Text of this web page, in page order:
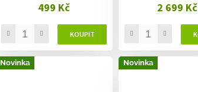
499 Kč 2 699 Kč
Novinka Novinka